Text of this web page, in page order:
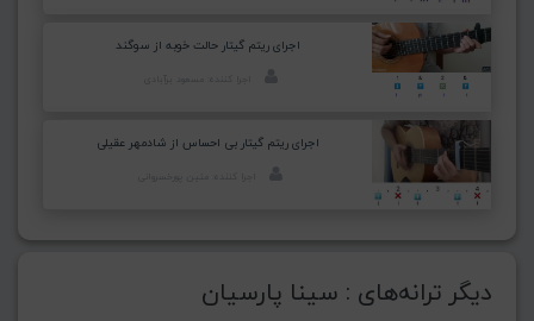
اجرای ریتم گیتار حالت خوبه از سوگند
اجرای ریتم گیتار بی احساس از شادمهر عقیلی
دیگر ترانه‌های : سینا پارسیان